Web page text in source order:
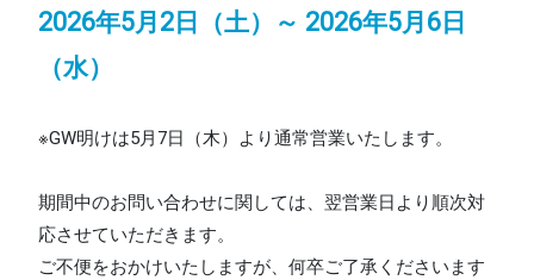
2026年5月2日（土）～ 2026年5月6日
（水）
※GW明けは5月7日（木）より通常営業いたします。
期間中のお問い合わせに関しては、翌営業日より順次対
応させていただきます。
ご不便をおかけいたしますが、何卒ご了承くださいます